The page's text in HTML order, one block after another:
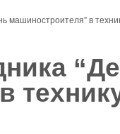
машиностроителя” в